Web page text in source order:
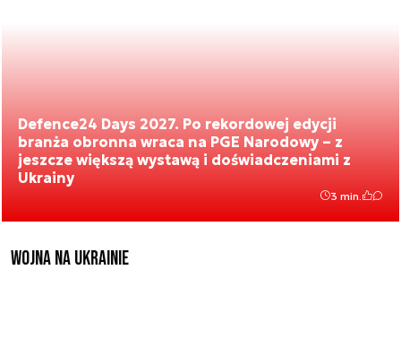
Defence24 Days 2027. Po rekordowej edycji
branża obronna wraca na PGE Narodowy – z
jeszcze większą wystawą i doświadczeniami z
Ukrainy
3 min.
Wojna na Ukrainie